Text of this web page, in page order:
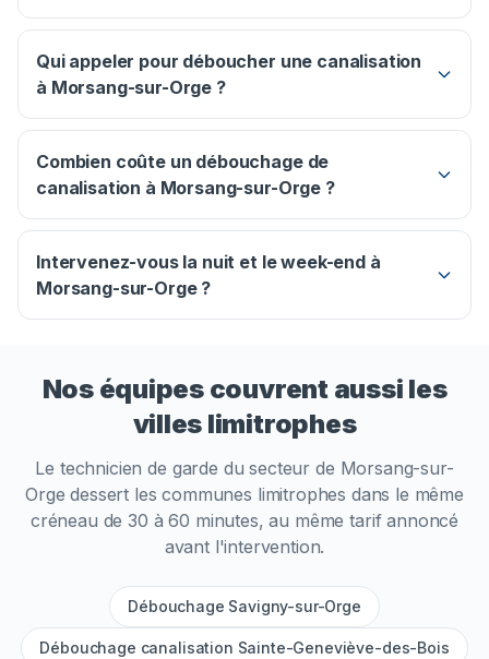
Qui appeler pour déboucher une canalisation
à Morsang-sur-Orge ?
Combien coûte un débouchage de
canalisation à Morsang-sur-Orge ?
Intervenez-vous la nuit et le week-end à
Morsang-sur-Orge ?
Nos équipes couvrent aussi les
villes limitrophes
Le technicien de garde du secteur de Morsang-sur-
Orge dessert les communes limitrophes dans le même
créneau de 30 à 60 minutes, au même tarif annoncé
avant l'intervention.
Débouchage Savigny-sur-Orge
Débouchage canalisation Sainte-Geneviève-des-Bois